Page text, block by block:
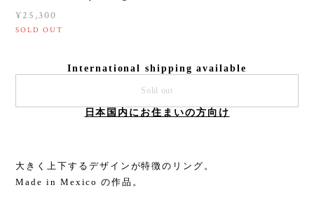
¥25,300
SOLD OUT
International shipping available
Sold out
日本国内にお住まいの方向け
大きく上下するデザインが特徴のリング。
Made in Mexico の作品。